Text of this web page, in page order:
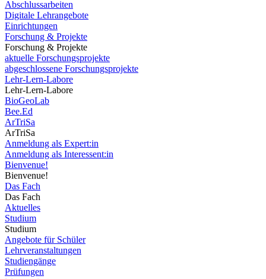
Abschlussarbeiten
Digitale Lehrangebote
Einrichtungen
Forschung & Projekte
Forschung & Projekte
aktuelle Forschungsprojekte
abgeschlossene Forschungsprojekte
Lehr-Lern-Labore
Lehr-Lern-Labore
BioGeoLab
Bee.Ed
ArTriSa
ArTriSa
Anmeldung als Expert:in
Anmeldung als Interessent:in
Bienvenue!
Bienvenue!
Das Fach
Das Fach
Aktuelles
Studium
Studium
Angebote für Schüler
Lehrveranstaltungen
Studiengänge
Prüfungen